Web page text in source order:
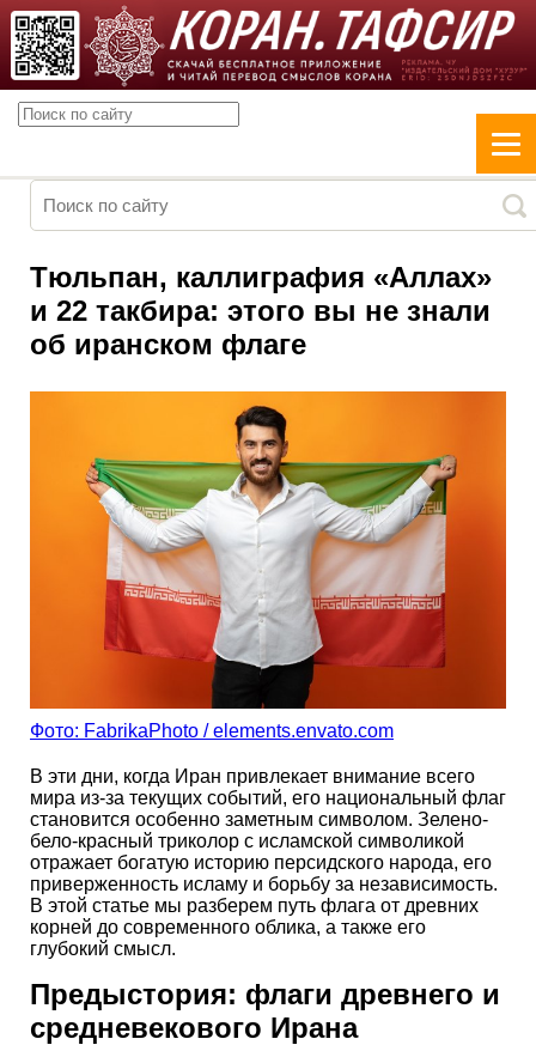
Тюльпан, каллиграфия «Аллах»
и 22 такбира: этого вы не знали
об иранском флаге
Фото: FabrikaPhoto / elements.envato.com
В эти дни, когда Иран привлекает внимание всего
мира из-за текущих событий, его национальный флаг
становится особенно заметным символом. Зелено-
бело-красный триколор с исламской символикой
отражает богатую историю персидского народа, его
приверженность исламу и борьбу за независимость.
В этой статье мы разберем путь флага от древних
корней до современного облика, а также его
глубокий смысл.
Предыстория: флаги древнего и
средневекового Ирана